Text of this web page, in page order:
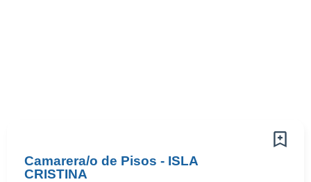
Camarera/o de Pisos - ISLA
CRISTINA